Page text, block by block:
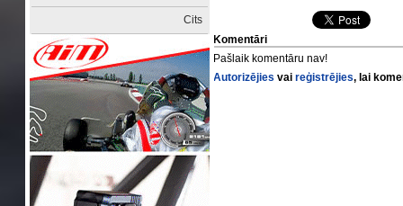
Cits
Komentāri
Pašlaik komentāru nav!
Autorizējies vaireģistrējies, lai